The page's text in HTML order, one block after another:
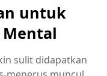
untuk
Mental
sulit didapatkan